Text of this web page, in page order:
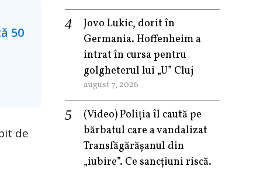
de
Jovo Lukic, dorit în
Germania. Hoffenheim a
intrat în cursa pentru
golgheterul lui „U” Cluj
august 7, 2026
(Video) Poliția îl caută pe
bărbatul care a vandalizat
Transfăgărășanul din
„iubire”. Ce sancțiuni riscă.